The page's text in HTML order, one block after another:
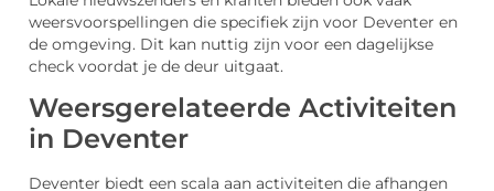
weersvoorspellingen die specifiek zijn voor Deventer en
de omgeving. Dit kan nuttig zijn voor een dagelijkse
check voordat je de deur uitgaat.
Weersgerelateerde Activiteiten
in Deventer
Deventer biedt een scala aan activiteiten die afhangen